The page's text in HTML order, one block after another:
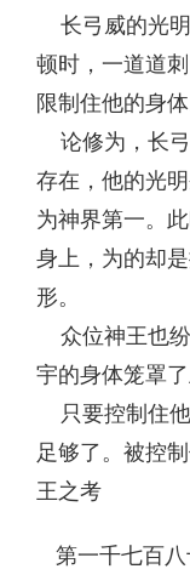
长弓威的光明
顿时，一道道
限制住他的身体
论修为，长弓
存在，他的光
为神界第一。
身上，为的却
形。
众位神王也纷
宇的身体笼罩了
只要控制住他
足够了。被控
王之考
第一千七百